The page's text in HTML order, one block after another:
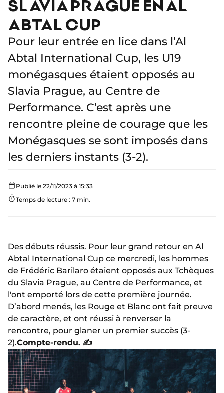
SLAVIA PRAGUE EN AL
ABTAL CUP
Pour leur entrée en lice dans l’Al
Abtal International Cup, les U19
monégasques étaient opposés au
Slavia Prague, au Centre de
Performance. C’est après une
rencontre pleine de courage que les
Monégasques se sont imposés dans
les derniers instants (3-2).
Publié le 22/11/2023 à 15:33
Temps de lecture : 7 min.
Des débuts réussis. Pour leur grand retour en Al
Abtal International Cup ce mercredi, les hommes
de Frédéric Barilaro étaient opposés aux Tchèques
du Slavia Prague, au Centre de Performance, et
l'ont emporté lors de cette première journée.
D’abord menés, les Rouge et Blanc ont fait preuve
de caractère, et ont réussi à renverser la
rencontre, pour glaner un premier succès (3-
2).Compte-rendu. ✍️